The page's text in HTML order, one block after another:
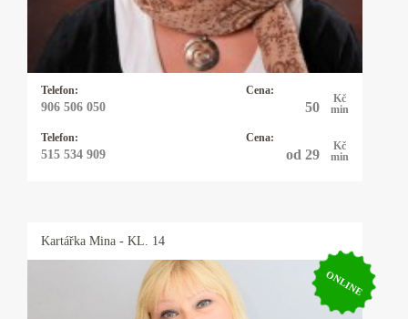
Telefon:
906 506 050
Cena:
50
Kč
min
Telefon:
515 534 909
Cena:
od 29
Kč
min
potenciál. Dodám vám sílu a odvahu, abyste
mohli čelit překážkám a výzvám ve svém
životě.
Kartářka Mina - KL. 14
ONLINE